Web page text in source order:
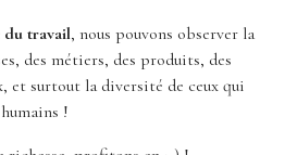
du travail, nous pouvons observer la
des métiers, des produits, des
et surtout la diversité de ceux qui
!